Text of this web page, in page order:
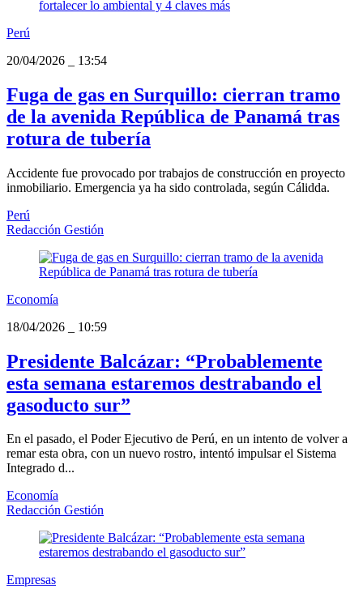
Perú
20/04/2026
13:54
Fuga de gas en Surquillo: cierran tramo
de la avenida República de Panamá tras
rotura de tubería
Accidente fue provocado por trabajos de construcción en proyecto
inmobiliario. Emergencia ya ha sido controlada, según Cálidda.
Perú
Redacción Gestión
Economía
18/04/2026
10:59
Presidente Balcázar: “Probablemente
esta semana estaremos destrabando el
gasoducto sur”
En el pasado, el Poder Ejecutivo de Perú, en un intento de volver a
remar esta obra, con un nuevo rostro, intentó impulsar el Sistema
Integrado d...
Economía
Redacción Gestión
Empresas